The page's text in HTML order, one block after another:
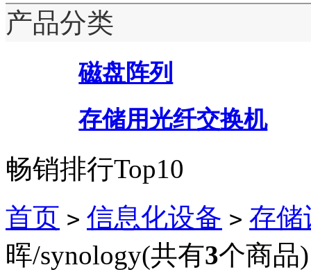
产品分类
磁盘阵列
存储用光纤交换机
畅销排行Top10
首页 > 信息化设备 > 存储
晖/synology(共有3个商品)